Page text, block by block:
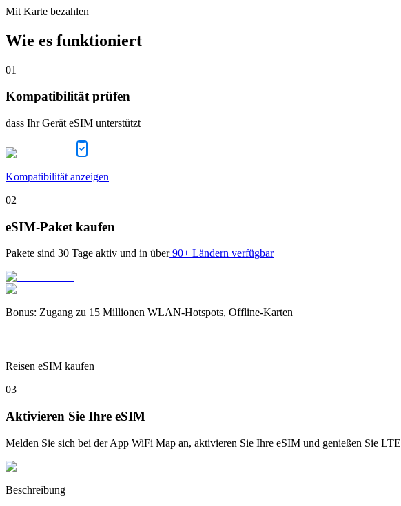
Mit Karte bezahlen
Wie es funktioniert
01
Kompatibilität prüfen
dass Ihr Gerät eSIM unterstützt
Kompatibilität anzeigen
02
eSIM-Paket kaufen
Pakete sind 30 Tage aktiv und in über 90+ Ländern verfügbar
Bonus: Zugang zu 15 Millionen WLAN-Hotspots, Offline-Karten
Reisen eSIM kaufen
03
Aktivieren Sie Ihre eSIM
Melden Sie sich bei der App WiFi Map an, aktivieren Sie Ihre eSIM und genießen Sie LTE
Beschreibung